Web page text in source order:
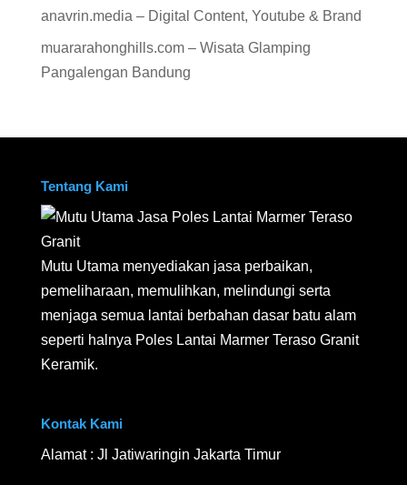
anavrin.media – Digital Content, Youtube & Brand
muararahonghills.com – Wisata Glamping
Pangalengan Bandung
Tentang Kami
Mutu Utama menyediakan jasa perbaikan,
pemeliharaan, memulihkan, melindungi serta
menjaga semua lantai berbahan dasar batu alam
seperti halnya Poles Lantai Marmer Teraso Granit
Keramik.
Kontak Kami
Alamat : Jl Jatiwaringin Jakarta Timur